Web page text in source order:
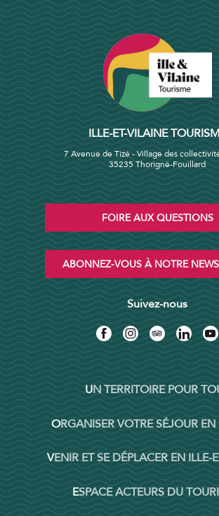
ILLE-ET-VILAINE
7 Avenue de Tizé - Village des
35235 Thorigné-Fouillard
FOIRE AUX QUESTIONS
ABONNEZ-VOUS À NOTRE
Suivez-nous
UN TERRITOIRE POUR
ORGANISER VOTRE SÉJOUR
VENIR ET SE DÉPLACER EN ILLE-
ESPACE ACTEURS DU